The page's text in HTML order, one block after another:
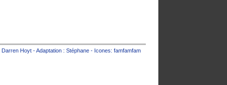
Darren Hoyt - Adaptation : Stéphane - Icones: famfamfam